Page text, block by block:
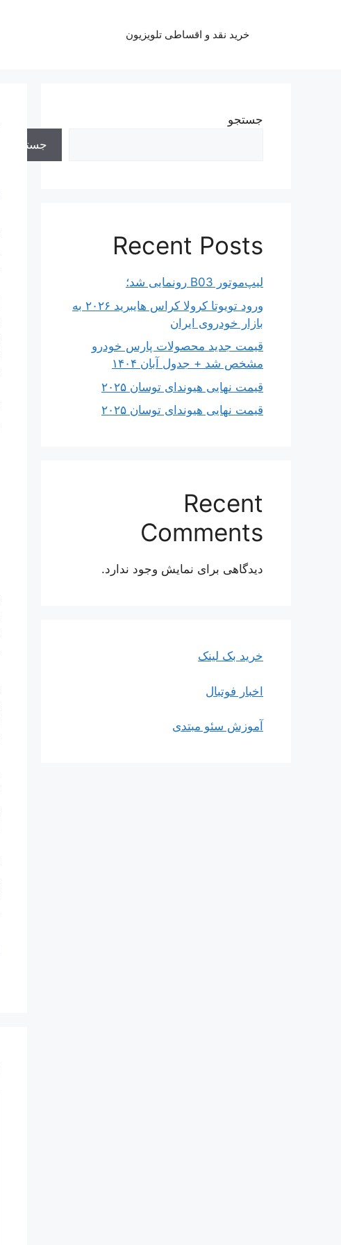
خرید نقد و اقساطی تلویزیون
جستجو
جستجو
Recent Posts
لیپ‌موتور B03 رونمایی شد؛
ورود تویوتا کرولا کراس هایبرید ۲۰۲۶ به
بازار خودروی ایران
قیمت جدید محصولات پارس خودرو
مشخص شد + جدول آبان ۱۴۰۴
قیمت نهایی هیوندای توسان ۲۰۲۵
قیمت نهایی هیوندای توسان ۲۰۲۵
Recent
Comments
دیدگاهی برای نمایش وجود ندارد.
خرید بک لینک
اخبار فوتبال
آموزش سئو مبتدی